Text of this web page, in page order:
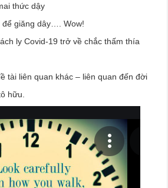
thức dậy
giăng dây…. Wow!
ly Covid-19 trở về chắc thấm thía
tài liên quan khác – liên quan đến đời
hữu.